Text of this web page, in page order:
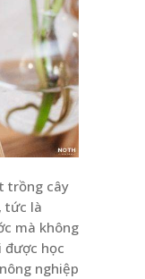
trồng cây
tức là
mà không
được học
nghiệp